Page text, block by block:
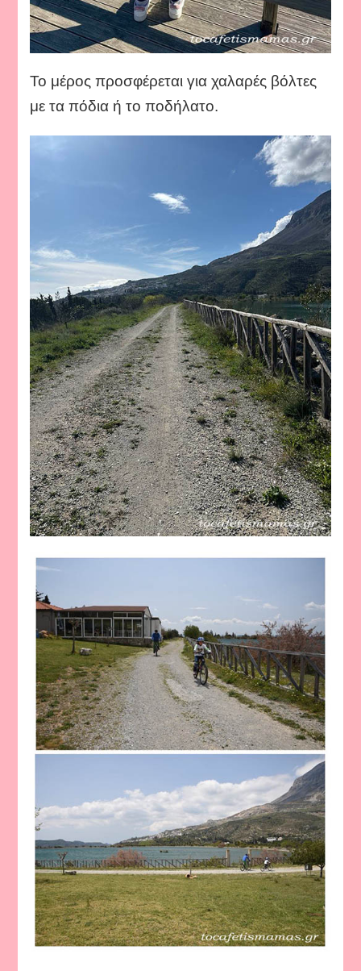
Το μέρος προσφέρεται για χαλαρές βόλτες
με τα πόδια ή το ποδήλατο.